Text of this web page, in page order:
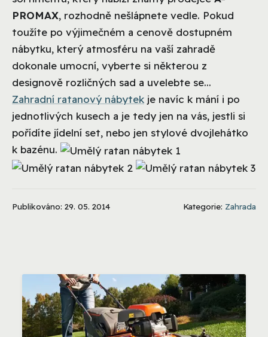
PROMAX, rozhodně nešlápnete vedle. Pokud
toužíte po výjimečném a cenově dostupném
nábytku, který atmosféru na vaší zahradě
dokonale umocní, vyberte si některou z
designově rozličných sad a uvelebte se...
Zahradní ratanový nábytek je navíc k mání i po
jednotlivých kusech a je tedy jen na vás, jestli si
pořídíte jídelní set, nebo jen stylové dvojlehátko
k bazénu.
Publikováno: 29. 05. 2014 Kategorie: Zahrada